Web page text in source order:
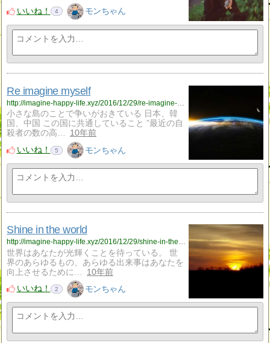
いいね！
4 モンちゃん
Re imagine myself
http://imagine-happy-life.xyz/2016/12/29/re-imagine-myself/
小さな島のことで争いがおきている 日本、韓
国、中国 この国に共通していること ”最近の自
殺者の数の高…
10年前
いいね！
5 モンちゃん
Shine in the world
http://imagine-happy-life.xyz/2016/12/29/shine-in-the-world/
世界はあなたが光輝くことを待っている。 世
界のあらゆるもの、あらゆる出来事はあなたを
向上させるために…
10年前
いいね！
2 モンちゃん